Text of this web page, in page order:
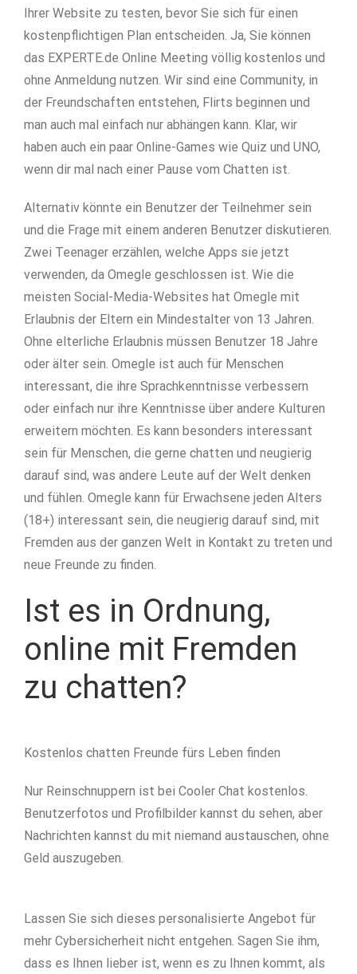
Ihrer Website zu testen, bevor Sie sich für einen
kostenpflichtigen Plan entscheiden. Ja, Sie können
das EXPERTE.de Online Meeting völlig kostenlos und
ohne Anmeldung nutzen. Wir sind eine Community, in
der Freundschaften entstehen, Flirts beginnen und
man auch mal einfach nur abhängen kann. Klar, wir
haben auch ein paar Online-Games wie Quiz und UNO,
wenn dir mal nach einer Pause vom Chatten ist.
Alternativ könnte ein Benutzer der Teilnehmer sein
und die Frage mit einem anderen Benutzer diskutieren.
Zwei Teenager erzählen, welche Apps sie jetzt
verwenden, da Omegle geschlossen ist. Wie die
meisten Social-Media-Websites hat Omegle mit
Erlaubnis der Eltern ein Mindestalter von 13 Jahren.
Ohne elterliche Erlaubnis müssen Benutzer 18 Jahre
oder älter sein. Omegle ist auch für Menschen
interessant, die ihre Sprachkenntnisse verbessern
oder einfach nur ihre Kenntnisse über andere Kulturen
erweitern möchten. Es kann besonders interessant
sein für Menschen, die gerne chatten und neugierig
darauf sind, was andere Leute auf der Welt denken
und fühlen. Omegle kann für Erwachsene jeden Alters
(18+) interessant sein, die neugierig darauf sind, mit
Fremden aus der ganzen Welt in Kontakt zu treten und
neue Freunde zu finden.
Ist es in Ordnung,
online mit Fremden
zu chatten?
Kostenlos chatten Freunde fürs Leben finden
Nur Reinschnuppern ist bei Cooler Chat kostenlos.
Benutzerfotos und Profilbilder kannst du sehen, aber
Nachrichten kannst du mit niemand austauschen, ohne
Geld auszugeben.
Lassen Sie sich dieses personalisierte Angebot für
mehr Cybersicherheit nicht entgehen. Sagen Sie ihm,
dass es Ihnen lieber ist, wenn es zu Ihnen kommt, als